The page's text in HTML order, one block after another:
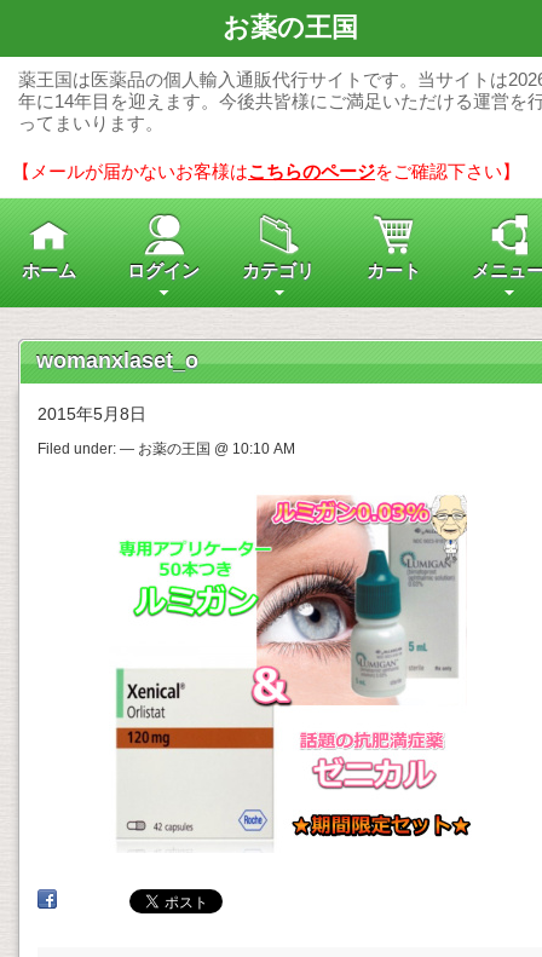
お薬の王国
薬王国は医薬品の個人輸入通販代行サイトです。当サイトは
年に14年目を迎えます。今後共皆様にご満足いただける運営を
ってまいります。
【メールが届かないお客様はこちらのページをご確認下さい】
ホーム ログイン カテゴリ カート メニュ
womanxlaset_o
2015年5月8日
Filed under: — お薬の王国 @ 10:10 AM